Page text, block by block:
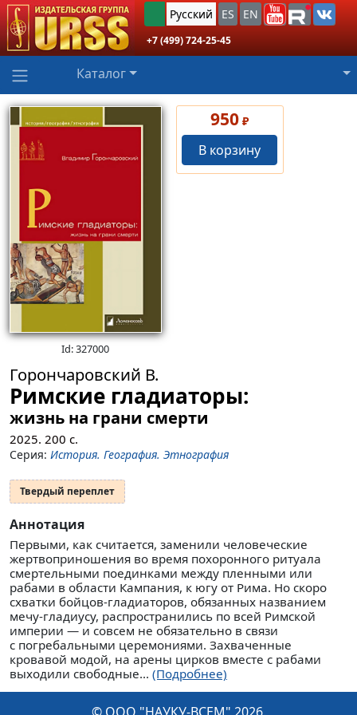
Русский ES EN
+7 (499) 724-25-45
Каталог
Id: 327000
950 ₽
В корзину
Горончаровский В.
Римские гладиаторы:
жизнь на грани смерти
2025. 200 с.
Серия: История. География. Этнография
Твердый переплет
Аннотация
Первыми, как считается, заменили человеческие
жертвоприношения во время похоронного ритуала
смертельными поединками между пленными или
рабами в области Кампания, к югу от Рима. Но скоро
схватки бойцов-гладиаторов, обязанных названием
мечу-гладиусу, распространились по всей Римской
империи — и совсем не обязательно в связи
с погребальными церемониями. Захваченные
кровавой модой, на арены цирков вместе с рабами
выходили свободные... (Подробнее)